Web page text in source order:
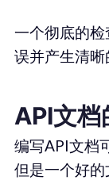
一个彻底的
误并产生清晰
API文档
编写API文档
但是一个好